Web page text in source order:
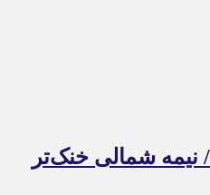
نیمه شمالی خنک‌تر